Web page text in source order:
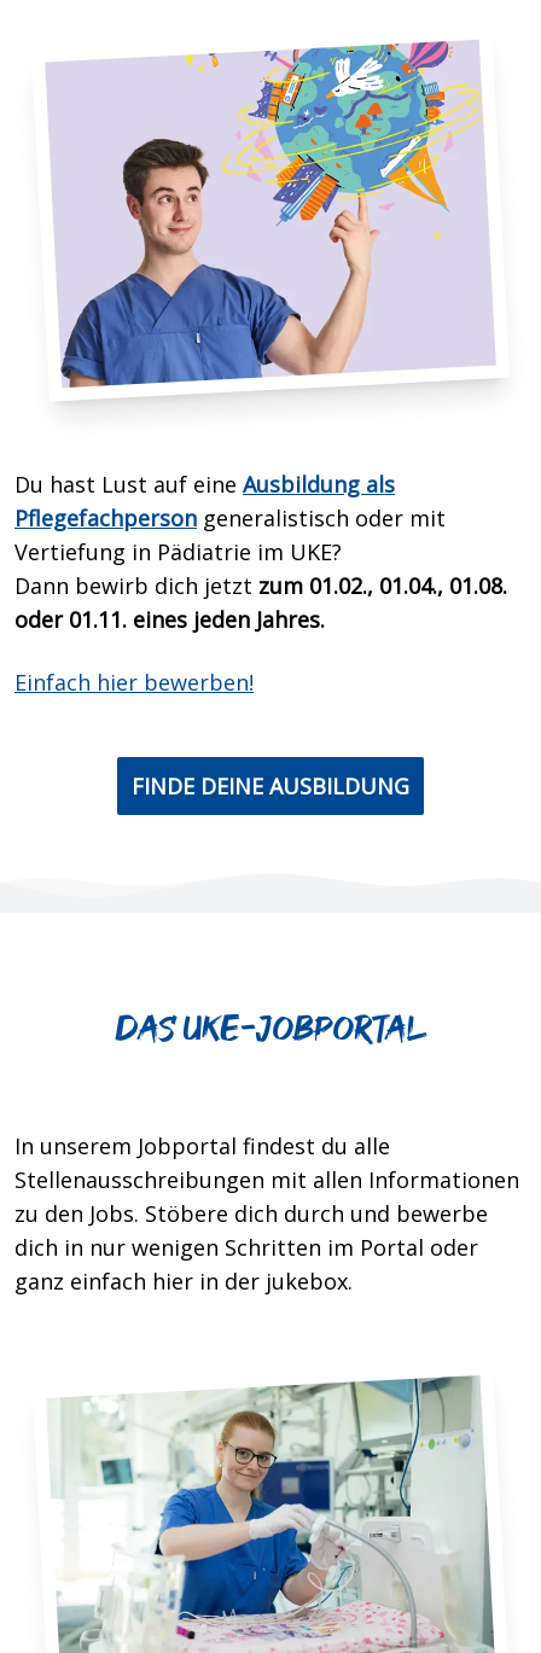
Du hast Lust auf eine Ausbildung als
Pflegefachperson generalistisch oder mit
Vertiefung in Pädiatrie im UKE?
Dann bewirb dich jetzt zum 01.02., 01.04., 01.08.
oder 01.11. eines jeden Jahres.
Einfach hier bewerben!
FINDE DEINE AUSBILDUNG
Das UKE-jobportal
In unserem Jobportal findest du alle
Stellenausschreibungen mit allen Informationen
zu den Jobs. Stöbere dich durch und bewerbe
dich in nur wenigen Schritten im Portal oder
ganz einfach hier in der jukebox.